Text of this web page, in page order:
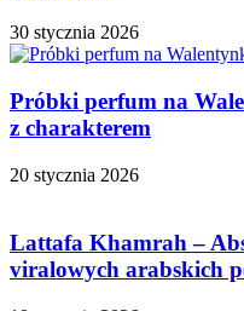
30 stycznia 2026
Próbki perfum na
z charakterem
20 stycznia 2026
Lattafa Khamrah –
viralowych arabskich